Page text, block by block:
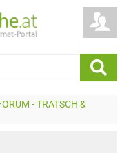
- TRATSCH &